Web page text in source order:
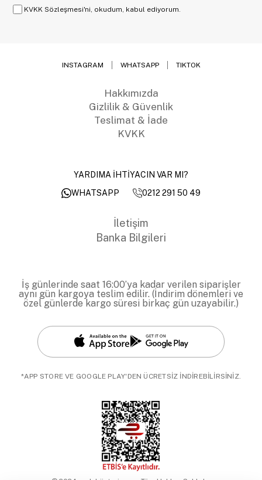
KVKK Sözleşmesi'ni, okudum, kabul ediyorum.
INSTAGRAM WHATSAPP TIKTOK
Hakkımızda
Gizlilik & Güvenlik
Teslimat & İade
KVKK
YARDIMA İHTİYACIN VAR MI?
WHATSAPP
0212 291 50 49
İletişim
Banka Bilgileri
İş günlerinde saat 16:00’ya kadar verilen siparişler
aynı gün kargoya teslim edilir. (İndirim dönemleri ve
özel günlerde kargo süresi birkaç gün uzayabilir.)
*APP STORE VE GOOGLE PLAY'DEN ÜCRETSİZ İNDİREBİLİRSİNİZ.